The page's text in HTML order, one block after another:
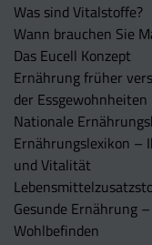
Was sind Vitalstoffe?
Wann brauchen Sie
Das Eucell Konzept
Ernährung früher
der Essgewohnheiten
Nationale
Ernährungslexikon –
und Vitalität
Gesunde Ernährung
Wohlbefinden